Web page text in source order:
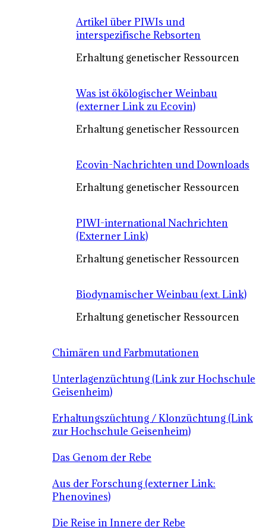
Artikel über PIWIs und
interspezifische Rebsorten
Erhaltung genetischer Ressourcen
Was ist ökölogischer Weinbau
(externer Link zu Ecovin)
Erhaltung genetischer Ressourcen
Ecovin-Nachrichten und Downloads
Erhaltung genetischer Ressourcen
PIWI-international Nachrichten
(Externer Link)
Erhaltung genetischer Ressourcen
Biodynamischer Weinbau (ext. Link)
Erhaltung genetischer Ressourcen
Chimären und Farbmutationen
Unterlagenzüchtung (Link zur Hochschule
Geisenheim)
Erhaltungszüchtung / Klonzüchtung (Link
zur Hochschule Geisenheim)
Das Genom der Rebe
Aus der Forschung (externer Link:
Phenovines)
Die Reise in Innere der Rebe